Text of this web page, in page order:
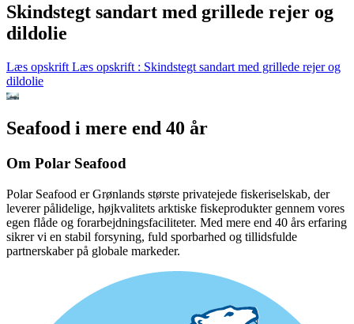
Skindstegt sandart med grillede rejer og
dildolie
Læs opskrift Læs opskrift : Skindstegt sandart med grillede rejer og
dildolie
Seafood i mere end 40 år
Om Polar Seafood
Polar Seafood er Grønlands største privatejede fiskeriselskab, der
leverer pålidelige, højkvalitets arktiske fiskeprodukter gennem vores
egen flåde og forarbejdningsfaciliteter. Med mere end 40 års erfaring
sikrer vi en stabil forsyning, fuld sporbarhed og tillidsfulde
partnerskaber på globale markeder.